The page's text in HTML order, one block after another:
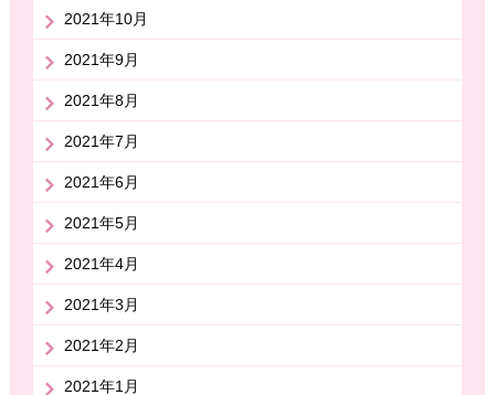
2021年10月
2021年9月
2021年8月
2021年7月
2021年6月
2021年5月
2021年4月
2021年3月
2021年2月
2021年1月